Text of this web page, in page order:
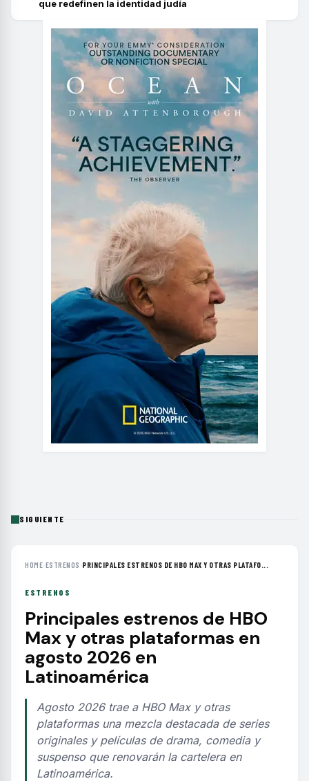
que redefinen la identidad judía
SIGUIENTE
HOME›ESTRENOS ›PRINCIPALES ESTRENOS DE HBO MAX Y OTRAS PLATAFO...
ESTRENOS
Principales estrenos de HBO
Max y otras plataformas en
agosto 2026 en
Latinoamérica
Agosto 2026 trae a HBO Max y otras
plataformas una mezcla destacada de series
originales y películas de drama, comedia y
suspenso que renovarán la cartelera en
Latinoamérica.